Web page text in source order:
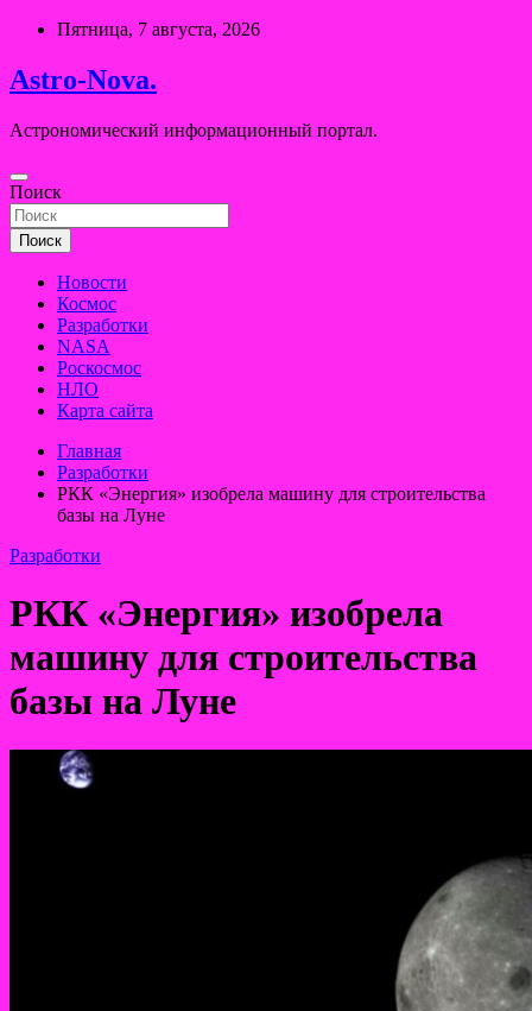
Перейти
содержимому
Пятница, 7 августа, 2026
Astro-Nova.
Астрономический информационный портал.
Поиск
Поиск
Новости
Космос
Разработки
NASA
Роскосмос
НЛО
Карта сайта
Главная
Разработки
РКК «Энергия» изобрела машину для строительства
базы на Луне
Разработки
РКК «Энергия» изобрела
машину для строительства
базы на Луне